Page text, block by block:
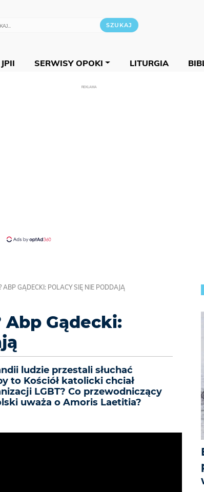
SERWISY OPOKI LITURGIA
REKLAMA
ABP GĄDECKI: POLACY SIĘ NIE PODDAJĄ
Gądecki:
ludzie przestali słuchać
to Kościół katolicki chciał
LGBT? Co przewodniczący
uważa o Amoris Laetitia?